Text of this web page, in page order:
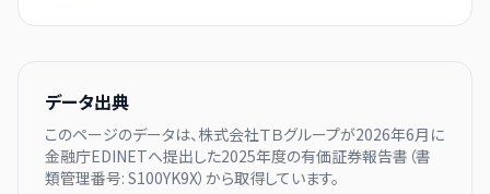
データ出典
このページのデータは、株式会社ＴＢグループが2026年6月に
金融庁EDINETへ提出した2025年度の有価証券報告書（書
類管理番号: S100YK9X）から取得しています。